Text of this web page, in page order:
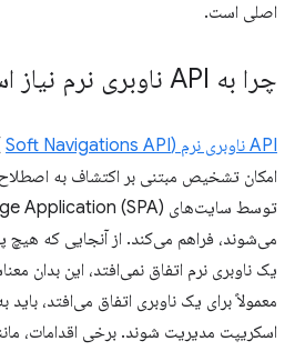
اصلی است.
چرا به API ناوبری نرم نیاز است؟
API ناوبری نرم (Soft Navigations API
امکان تشخیص مبتنی بر اکتشاف به
می‌شوند، فراهم می‌کند. از آنجایی که
یک ناوبری نرم اتفاق نمی‌افتد، این بدان
معمولاً برای یک ناوبری اتفاق می‌افتد،
اسکریپت مدیریت شوند. برخی اقدامات،